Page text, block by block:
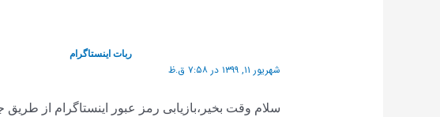
ربات اینستاگرام
شهریور ۱۱, ۱۳۹۹ در ۷:۵۸ ق.ظ
سلام وقت بخیر،بازیابی رمز عبور اینستاگرام از طریق